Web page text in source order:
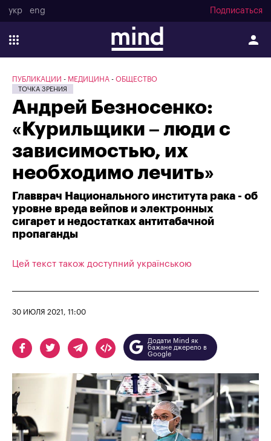
укр eng Подписаться
ПУБЛИКАЦИИ МЕДИЦИНА ОБЩЕСТВО
ТОЧКА ЗРЕНИЯ
Андрей Безносенко:
«Курильщики – люди с
зависимостью, их
необходимо лечить»
Главврач Национального института рака - об
уровне вреда вейпов и электронных
сигарет и недостатках антитабачной
пропаганды
Цей текст також доступний українською
30 ИЮЛЯ 2021, 11:00
Додати Mind як
бажане джерело в
Google